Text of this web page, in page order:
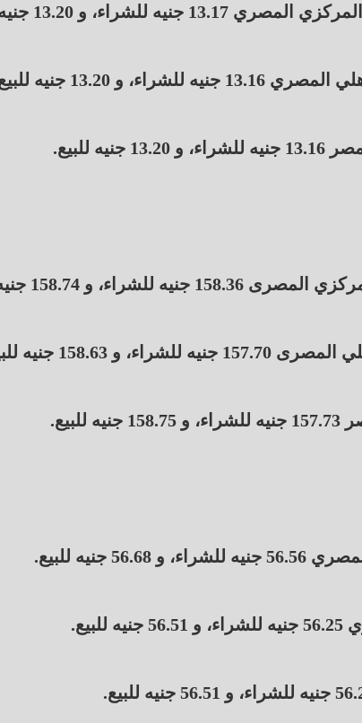
للشراء، و 13.20 جنيه للبيع.
و 13.20 جنيه للبيع.
للبيع.
و 158.74 جنيه للبيع.
و 158.63 جنيه للبيع.
جنيه للبيع.